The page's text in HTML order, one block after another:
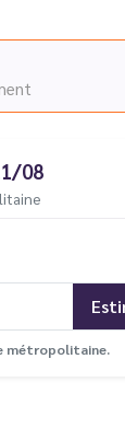
08
métropolitaine.